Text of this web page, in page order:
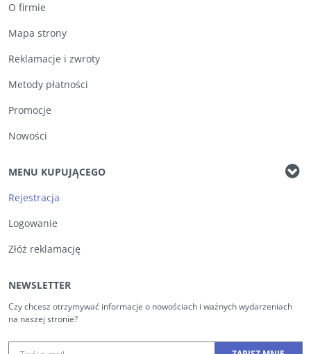
O firmie
Mapa strony
Reklamacje i zwroty
Metody płatności
Promocje
Nowości
MENU KUPUJĄCEGO
Rejestracja
Logowanie
Złóż reklamację
NEWSLETTER
Czy chcesz otrzymywać informacje o nowościach i ważnych wydarzeniach
na naszej stronie?